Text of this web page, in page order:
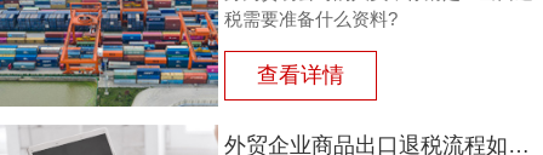
税需要准备什么资料?
查看详情
外贸企业商品出口退税流程如何？鸿裕以鞋业公司申请出口退税为例